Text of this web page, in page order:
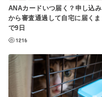
ANAカードいつ届く？申し込み
から審査通過して自宅に届くま
で9日
1216